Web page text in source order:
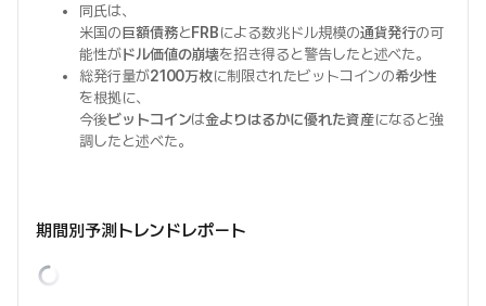
同氏は、
米国の巨額債務とFRBによる数兆ドル規模の通貨発行の可
能性がドル価値の崩壊を招き得ると警告したと述べた。
総発行量が2100万枚に制限されたビットコインの希少性
を根拠に、
今後ビットコインは金よりはるかに優れた資産になると強
調したと述べた。
期間別予測トレンドレポート